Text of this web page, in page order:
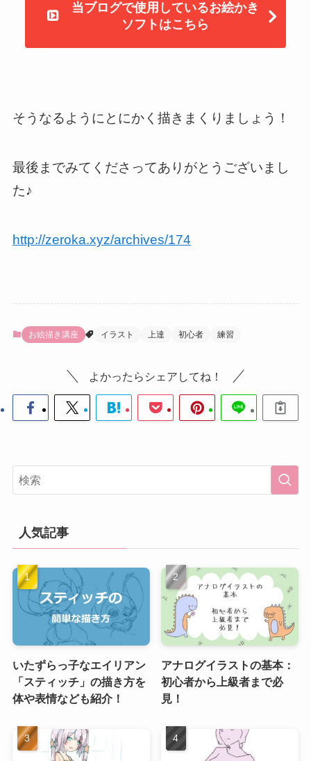
当ブログで使用しているお絵かき
ソフトはこちら
そうなるようにとにかく描きまくりましょう！
最後までみてくださってありがとうございまし
た♪
http://zeroka.xyz/archives/174
お絵描き講座 イラスト 上達 初心者 練習
よかったらシェアしてね！
人気記事
いたずらっ子なエイリアン
「スティッチ」の描き方を
体や表情なども紹介！
アナログイラストの基本：
初心者から上級者まで必
見！